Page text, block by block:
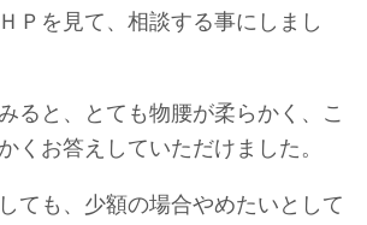
Ｐを見て、相談する事にしまし
ると、とても物腰が柔らかく、こ
くお答えしていただけました。
ても、少額の場合やめたいとして